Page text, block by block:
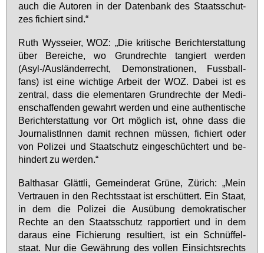
auch die Au­to­ren in der Da­ten­bank des Staats­schut­
zes fi­chiert sind.“
Ruth Wyss­ei­er, WOZ: „Die kri­ti­sche Be­richt­er­stat­tung
über Be­rei­che, wo Grund­rech­te tan­giert wer­den
(Asyl-/Aus­län­der­recht, De­mons­tra­tio­nen, Fuss­ball­
fans) ist ei­ne wich­ti­ge Ar­beit der WOZ. Da­bei ist es
zen­tral, dass die ele­men­ta­ren Grund­rech­te der Me­di­
en­schaf­fen­den ge­wahrt wer­den und ei­ne au­then­ti­sche
Be­richt­er­stat­tung vor Ort mög­lich ist, oh­ne dass die
Jour­na­lis­tIn­nen da­mit rech­nen müs­sen, fi­chiert oder
von Po­li­zei und Staatschutz ein­ge­schüch­tert und be­
hin­dert zu wer­den.“
Bal­tha­sar Glätt­li, Ge­mein­de­rat Grü­ne, Zü­rich: „Mein
Ver­trau­en in den Rechts­staat ist er­schüt­tert. Ein Staat,
in dem die Po­li­zei die Aus­übung de­mo­kra­ti­scher
Rech­te an den Staats­schutz rap­por­tiert und in dem
dar­aus ei­ne Fi­chie­rung re­sul­tiert, ist ein Schnüf­fel­
staat. Nur die Ge­wäh­rung des vol­len Ein­sichts­rechts